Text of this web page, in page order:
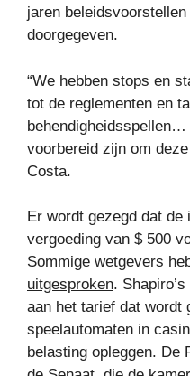
jaren
doorgegeven.
“We hebben stops en
tot de reglementen en
voorbereid zijn om
Costa.
Er wordt gezegd dat
vergoeding van $ 500
Sommige wetgevers
uitgesproken.
aan het tarief dat wordt
speelautomaten in
belasting opleggen. De